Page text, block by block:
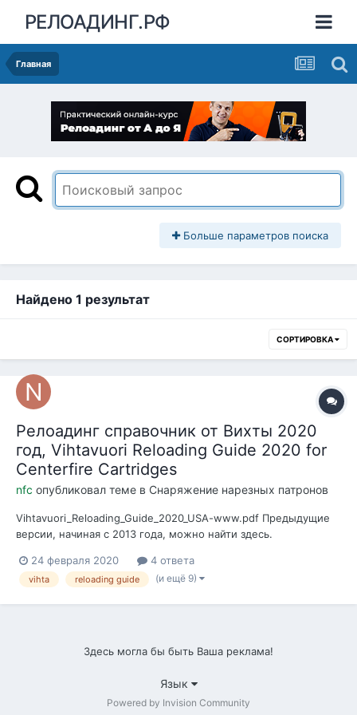
РЕЛОАДИНГ.РФ
Главная
Больше параметров поиска
Найдено 1 результат
СОРТИРОВКА
Релоадинг справочник от Вихты 2020
год, Vihtavuori Reloading Guide 2020 for
Centerfire Cartridges
nfc опубликовал теме в Снаряжение нарезных патронов
Vihtavuori_Reloading_Guide_2020_USA-www.pdf Предыдущие
версии, начиная с 2013 года, можно найти здесь.
24 февраля 2020 4 ответа
vihta reloading guide (и ещё 9)
Здесь могла бы быть Ваша реклама!
Язык
Powered by Invision Community